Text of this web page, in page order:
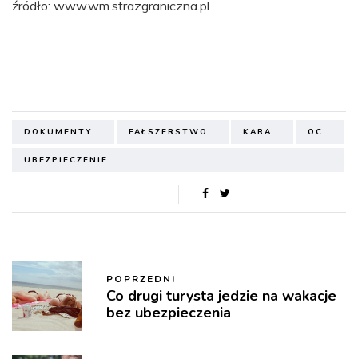
źródło: www.wm.strazgraniczna.pl
DOKUMENTY FAŁSZERSTWO KARA OC
UBEZPIECZENIE
POPRZEDNI
Co drugi turysta jedzie na wakacje
bez ubezpieczenia